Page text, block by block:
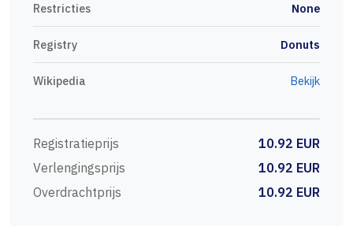
Restricties None
Registry Donuts
Wikipedia Bekijk
Registratieprijs
10.92 EUR
Verlengingsprijs
10.92 EUR
Overdrachtprijs
10.92 EUR